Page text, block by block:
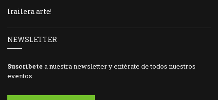
Irailera arte!
NEWSLETTER
Suscríbete a nuestra newsletter y entérate de todos nuestros
eventos